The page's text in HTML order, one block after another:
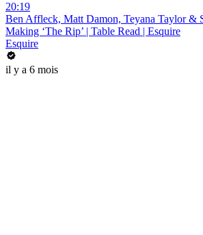
20:19
Ben Affleck, Matt Damon, Teyana Taylor &
Making ‘The Rip’ | Table Read | Esquire
Esquire
il y a 6 mois